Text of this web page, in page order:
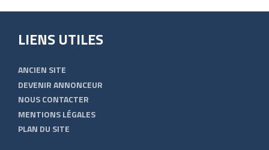
LIENS UTILES
ANCIEN SITE
DEVENIR ANNONCEUR
NOUS CONTACTER
MENTIONS LÉGALES
PLAN DU SITE